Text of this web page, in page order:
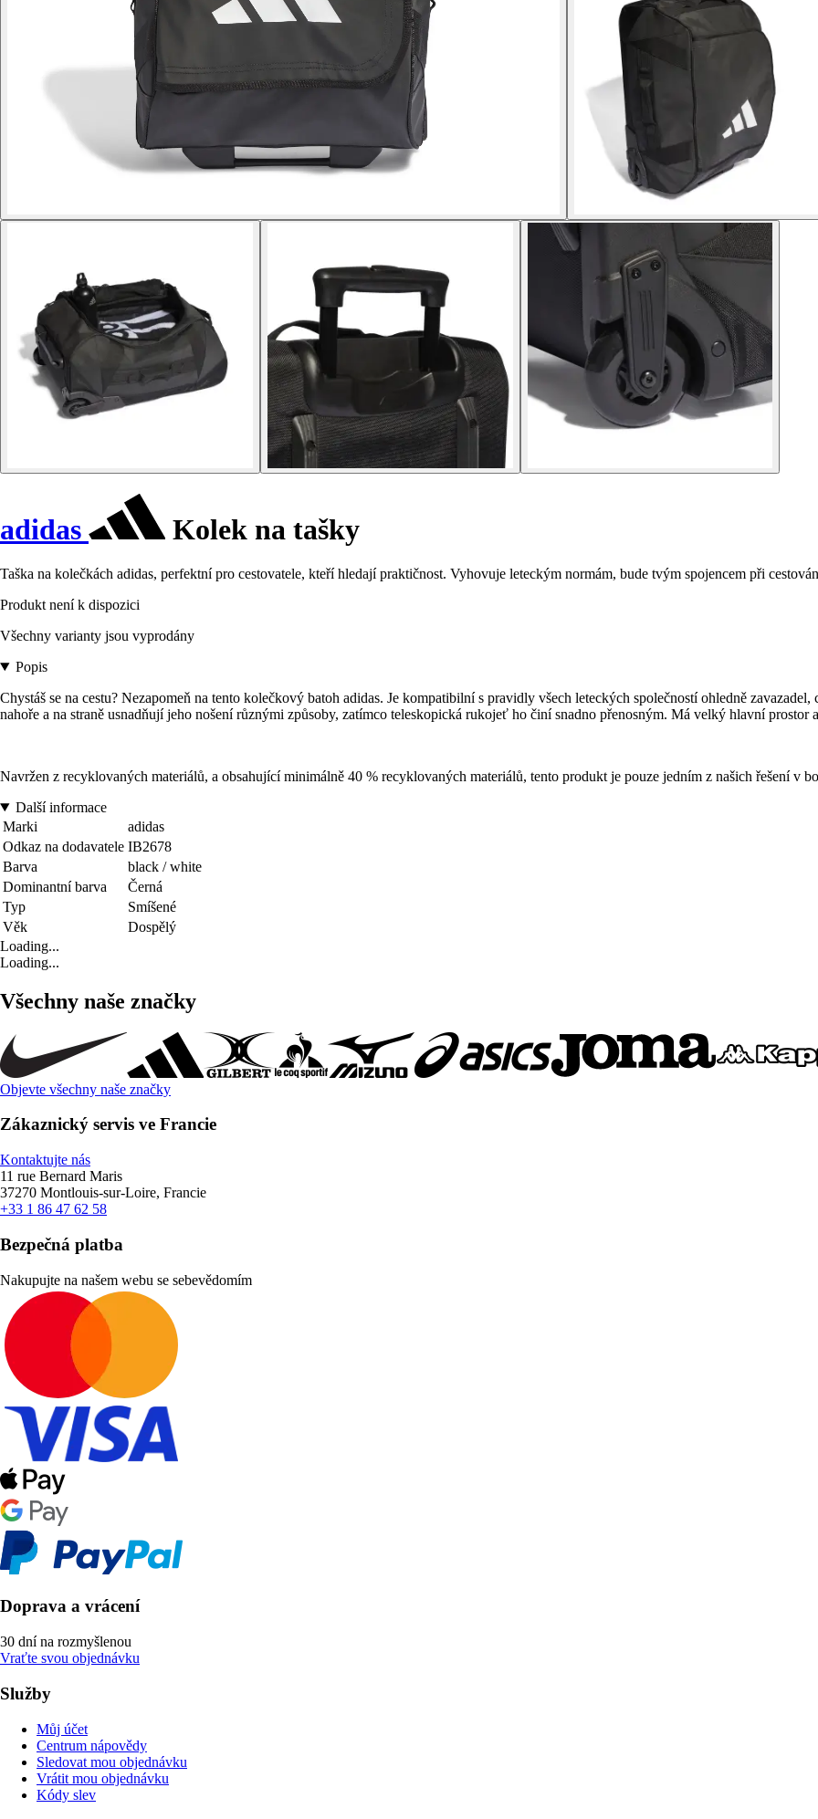
adidas Kolek na tašky
Taška na kolečkách adidas, perfektní pro cestovatele, kteří hledají praktičnost. Vyhovuje leteckým normám, bude tvým spojencem při
Produkt není k dispozici
Všechny varianty jsou vyprodány
Popis
Chystáš se na cestu? Nezapomeň na tento kolečkový batoh adidas. Je kompatibilní s pravidly všech leteckých společností ohledně
nahoře a na straně usnadňují jeho nošení různými způsoby, zatímco teleskopická rukojeť ho činí snadno přenosným. Má velký hlavní
Navržen z recyklovaných materiálů, a obsahující minimálně 40 % recyklovaných materiálů, tento produkt je pouze jedním z našich řešení v
Další informace
Marki
adidas
Odkaz na dodavatele IB2678
Barva
black / white
Dominantní barva
Černá
Typ
Smíšené
Věk
Dospělý
Loading...
Loading...
Všechny naše značky
Objevte všechny naše značky
Zákaznický servis ve Francie
Kontaktujte nás
11 rue Bernard Maris
37270 Montlouis-sur-Loire, Francie
+33 1 86 47 62 58
Bezpečná platba
Nakupujte na našem webu se sebevědomím
Doprava a vrácení
30 dní na rozmyšlenou
Vraťte svou objednávku
Služby
Můj účet
Centrum nápovědy
Sledovat mou objednávku
Vrátit mou objednávku
Kódy slev